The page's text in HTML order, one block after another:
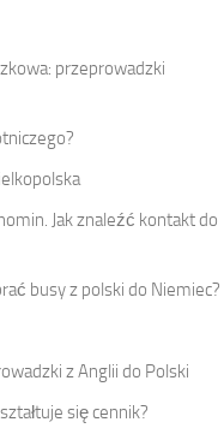
przeprowadzki
Jak znaleźć kontakt do
busy z polski do Niemiec?
z Anglii do Polski
się cennik?